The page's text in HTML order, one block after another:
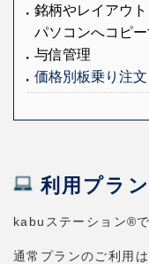
銘柄やレイアウ
パソコンへコピー
与信管理
価格別板乗り注文
利用プラン
kabuステーション®
通常プランのご利用は